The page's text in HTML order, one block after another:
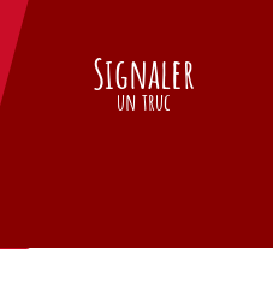
Signaler
un truc